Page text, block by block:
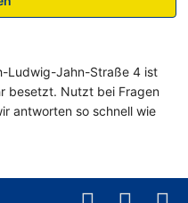
Ludwig-Jahn-Straße 4 ist
besetzt. Nutzt bei Fragen
antworten so schnell wie